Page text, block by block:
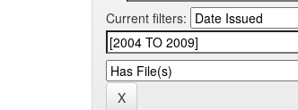
Current filters: